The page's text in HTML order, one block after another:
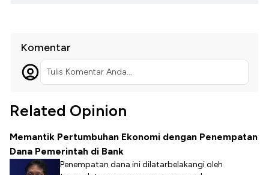
Komentar
Tulis Komentar Anda...
Related Opinion
Memantik Pertumbuhan Ekonomi dengan Penempatan
Dana Pemerintah di Bank
Penempatan dana ini dilatarbelakangi oleh